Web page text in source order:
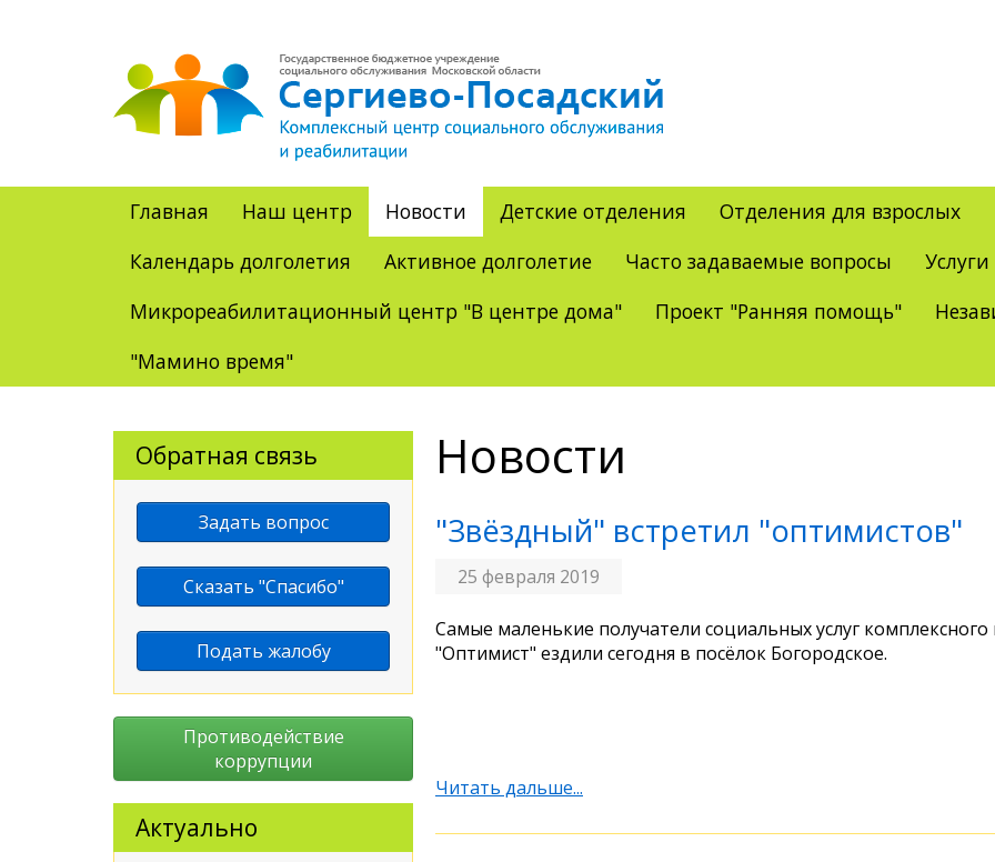
Главная Наш центр Новости Детские отделения Отделения для взрослых
Календарь долголетия
Активное долголетие Часто задаваемые вопросы
Микрореабилитационный центр "В центре дома"
Проект "Ранняя помощь"
"Мамино время"
Новости
"Звёздный" встретил "оптимистов"
25 февраля 2019
Самые маленькие получатели социальных услуг
"Оптимист" ездили сегодня в посёлок Богородское.
Читать дальше...
Обратная связь
Задать вопрос
Сказать "Спасибо"
Подать жалобу
Противодействие
коррупции
Актуально